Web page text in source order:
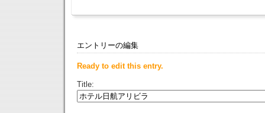
エントリーの編集
Ready to edit this entry.
Title: